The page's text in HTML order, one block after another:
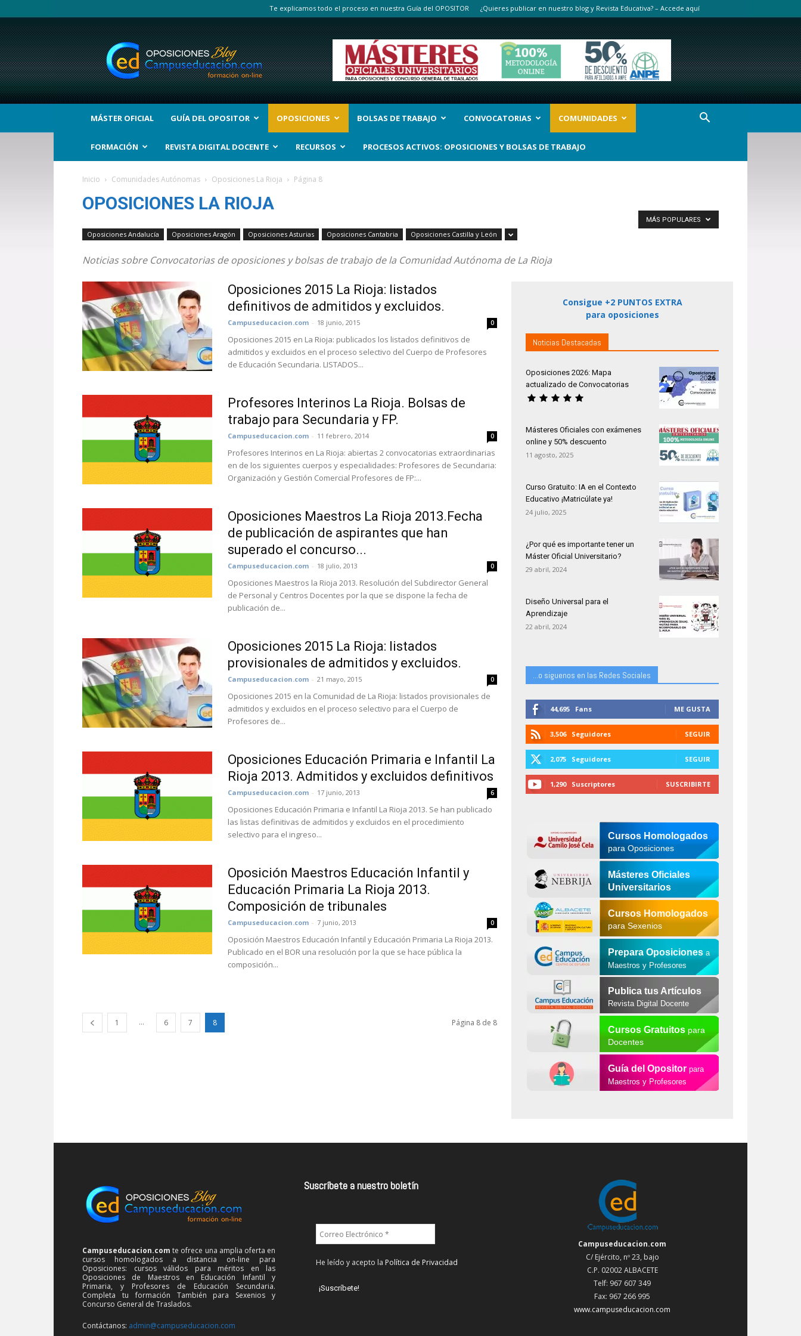
Te explicamos todo el proceso en nuestra Guía del OPOSITOR ¿Quieres publicar en nuestro blog y Revista Educativa? – Accede aquí
BLOG
Noticias
Oposiciones
y
bolsas
Trabajo
Interinos.
MÁSTER OFICIAL GUÍA DEL OPOSITOR OPOSICIONES BOLSAS DE TRABAJO CONVOCATORIAS COMUNIDADES
FORMACIÓN REVISTA DIGITAL DOCENTE RECURSOS PROCESOS ACTIVOS: OPOSICIONES Y BOLSAS DE TRABAJO
Inicio Comunidades Autónomas Oposiciones La Rioja Página 8
OPOSICIONES LA RIOJA
Oposiciones Andalucía Oposiciones Aragón Oposiciones Asturias Oposiciones Cantabria Oposiciones Castilla y León
Noticias sobre Convocatorias de oposiciones y bolsas de trabajo de la Comunidad Autónoma de La Rioja
MÁS POPULARES
Oposiciones 2015 La Rioja: listados
definitivos de admitidos y excluidos.
Campuseducacion.com - 18 junio, 2015 0
Oposiciones 2015 en La Rioja: publicados los listados definitivos de
admitidos y excluidos en el proceso selectivo del Cuerpo de Profesores
de Educación Secundaria. LISTADOS...
Profesores Interinos La Rioja. Bolsas de
trabajo para Secundaria y FP.
Campuseducacion.com - 11 febrero, 2014 0
Profesores Interinos en La Rioja: abiertas 2 convocatorias extraordinarias
en de los siguientes cuerpos y especialidades: Profesores de Secundaria:
Organización y Gestión Comercial Profesores de FP:...
Oposiciones Maestros La Rioja 2013.Fecha
de publicación de aspirantes que han
superado el concurso...
Campuseducacion.com - 18 julio, 2013 0
Oposiciones Maestros la Rioja 2013. Resolución del Subdirector General
de Personal y Centros Docentes por la que se dispone la fecha de
publicación de...
Oposiciones 2015 La Rioja: listados
provisionales de admitidos y excluidos.
Campuseducacion.com - 21 mayo, 2015 0
Oposiciones 2015 en la Comunidad de La Rioja: listados provisionales de
admitidos y excluidos en el proceso selectivo para el Cuerpo de
Profesores de...
Oposiciones Educación Primaria e Infantil La
Rioja 2013. Admitidos y excluidos definitivos
Campuseducacion.com - 17 junio, 2013 6
Oposiciones Educación Primaria e Infantil La Rioja 2013. Se han publicado
las listas definitivas de admitidos y excluidos en el procedimiento
selectivo para el ingreso...
Oposición Maestros Educación Infantil y
Educación Primaria La Rioja 2013.
Composición de tribunales
Campuseducacion.com - 7 junio, 2013 0
Oposición Maestros Educación Infantil y Educación Primaria La Rioja 2013.
Publicado en el BOR una resolución por la que se hace pública la
composición...
1 ... 6 7 8 Página 8 de 8
Consigue +2 PUNTOS EXTRA
para oposiciones
Noticias Destacadas
Oposiciones 2026: Mapa
actualizado de Convocatorias
Másteres Oficiales con exámenes
online y 50% descuento
11 agosto, 2025
Curso Gratuito: IA en el Contexto
Educativo ¡Matricúlate ya!
24 julio, 2025
¿Por qué es importante tener un
Máster Oficial Universitario?
29 abril, 2024
Diseño Universal para el
Aprendizaje
22 abril, 2024
...o siguenos en las Redes Sociales
44,695 Fans ME GUSTA
3,506 Seguidores SEGUIR
2,075 Seguidores SEGUIR
1,290 Suscriptores SUSCRIBIRTE
Cursos Homologados
para Oposiciones
Másteres Oficiales
Universitarios
Cursos Homologados
para Sexenios
Prepara Oposiciones a
Maestros y Profesores
Publica tus Artículos
Revista Digital Docente
Cursos Gratuitospara
Docentes
Guía del Opositor para
Maestros y Profesores
Campuseducacion.com te ofrece una amplia oferta en
cursos homologados a distancia on-line para
Oposiciones: cursos válidos para méritos en las
Oposiciones de Maestros en Educación Infantil y
Primaria, y Profesores de Educación Secundaria.
Completa tu formación También para Sexenios y
Concurso General de Traslados.
Contáctanos: admin@campuseducacion.com
Suscríbete a nuestro boletín
He leído y acepto la Política de Privacidad
Campuseducacion.com
C/ Ejército, nº 23, bajo
C.P. 02002 ALBACETE
Telf: 967 607 349
Fax: 967 266 995
www.campuseducacion.com